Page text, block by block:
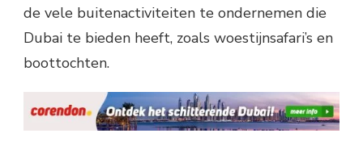
de vele buitenactiviteiten te ondernemen die
Dubai te bieden heeft, zoals woestijnsafari’s en
boottochten.